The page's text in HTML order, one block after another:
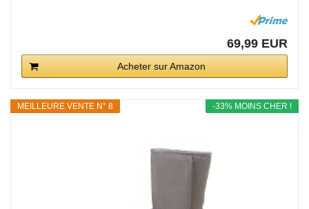
69,99 EUR
Acheter sur Amazon
-33% MOINS CHER !
MEILLEURE VENTE N° 8